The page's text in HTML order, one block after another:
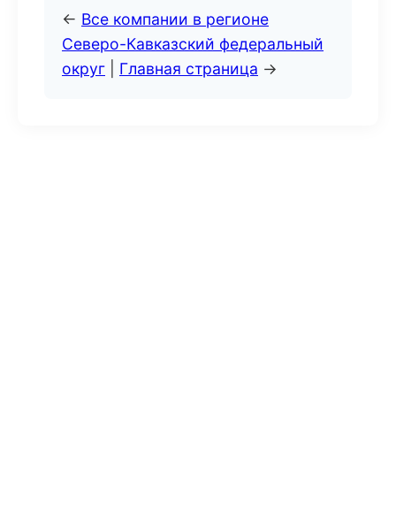
← Все компании в регионе
Северо-Кавказский федеральный
округ
Главная страница →